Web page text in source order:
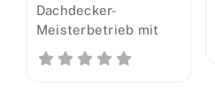
Dachdecker-
Meisterbetrieb mit